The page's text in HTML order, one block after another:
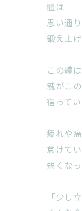
體は
思い通
鍛え上
この體は
魂がこ
宿って
疲れや
怠けて
弱くな
「少し